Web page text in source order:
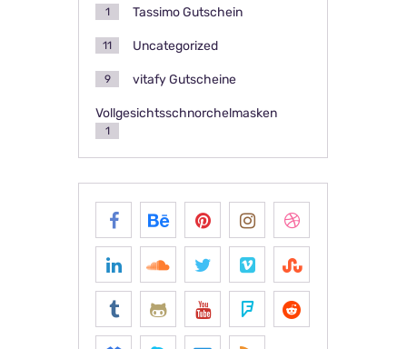
Tassimo Gutschein
1
Uncategorized
11
vitafy Gutscheine
9
Vollgesichtsschnorchelmasken
1